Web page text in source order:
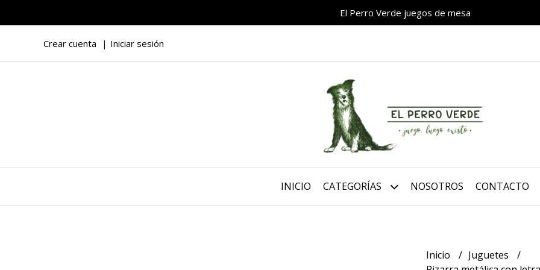
El Perro Verde juegos de mesa
Crear cuenta Iniciar sesión
INICIO CATEGORÍAS NOSOTROS CONTACTO
Inicio
Juguetes